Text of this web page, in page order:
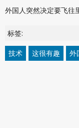
外国人突然决定要飞往
标签:
技术 这很有趣 外